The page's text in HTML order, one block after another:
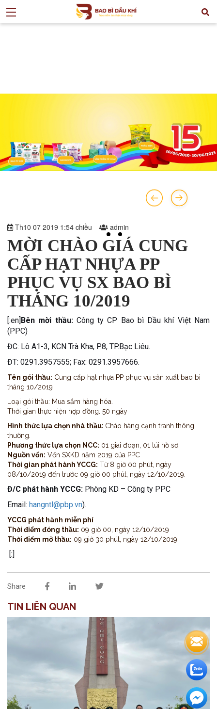
Th10 07 2019 1:54 chiều admin
MỜI CHÀO GIÁ CUNG
CẤP HẠT NHỰA PP
PHỤC VỤ SX BAO BÌ
THÁNG 10/2019
[:en] Bên mời thầu:Công ty CP Bao bì Dầu khí Việt Nam
(PPC)
ĐC: Lô A1-3, KCN Trà Kha, P.8, TP.Bạc Liêu.
ĐT: 0291.3957555; Fax: 0291.3957666.
Tên gói thầu: Cung cấp hạt nhựa PP phục vụ sản xuất bao bì
tháng 10/2019
Loại gói thầu: Mua sắm hàng hóa.
Thời gian thực hiện hợp đồng: 50 ngày
Hình thức lựa chọn nhà thầu: Chào hàng cạnh tranh thông
thường.
Phương thức lựa chọn NCC: 01 giai đoạn, 01 túi hồ sơ.
Nguồn vốn: Vốn SXKD năm 2019 của PPC
Thời gian phát hành YCCG: Từ 8 giờ 00 phút, ngày
08/10/2019 đến trước 09 giờ 00 phút, ngày 12/10/2019.
Đ/C phát hành YCCG: Phòng KD – Công ty PPC
Email: hangntl@pbp.vn).
YCCG phát hành miễn phí
Thời điểm đóng thầu: 09 giờ 00, ngày 12/10/2019
Thời điểm mở thầu: 09 giờ 30 phút, ngày 12/10/2019
[:]
Share
TIN LIÊN QUAN